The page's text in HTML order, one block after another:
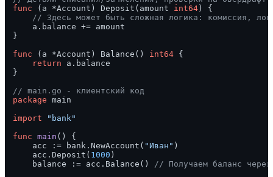
func
(a *Account) Deposit(amount int64 ) {
// Здесь может быть сложная логика: комиссия,
    a.balance += amount
}
func
(a *Account) Balance() int64 {
return a.balance
}
// main.go - клиентский код
package main
import
"bank"
func main ()
{
    acc := bank.NewAccount(
"Иван" )
    acc.Deposit(
1000 )
    balance := acc.Balance()
// Получаем баланс через